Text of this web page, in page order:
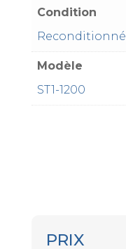
Condition
Reconditionné
Modèle
ST1-1200
PRIX